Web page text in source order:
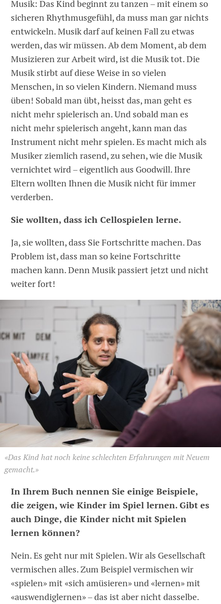
Musik: Das Kind beginnt zu tanzen – mit einem so
sicheren Rhythmusgefühl, da muss man gar nichts
entwickeln. Musik darf auf keinen Fall zu etwas
werden, das wir müssen. Ab dem Moment, ab dem
Musizieren zur Arbeit wird, ist die Musik tot. Die
Musik stirbt auf diese Weise in so vielen
Menschen, in so vielen Kindern. Niemand muss
üben! Sobald man übt, heisst das, man geht es
nicht mehr spielerisch an. Und sobald man es
nicht mehr spielerisch angeht, kann man das
Instrument nicht mehr spielen. Es macht mich als
Musiker ziemlich rasend, zu sehen, wie die Musik
vernichtet wird – eigentlich aus Goodwill. Ihre
Eltern wollten Ihnen die Musik nicht für immer
verderben.
Sie wollten, dass ich Cellospielen lerne.
Ja, sie wollten, dass Sie Fortschritte machen. Das
Problem ist, dass man so keine Fortschritte
machen kann. Denn Musik passiert jetzt und nicht
weiter fort!
«Das Kind hat noch keine schlechten Erfahrungen mit Neuem
gemacht.»
In Ihrem Buch nennen Sie einige Beispiele,
die zeigen, wie Kinder im Spiel lernen. Gibt es
auch Dinge, die Kinder nicht mit Spielen
lernen können?
Nein. Es geht nur mit Spielen. Wir als Gesellschaft
vermischen alles. Zum Beispiel vermischen wir
«spielen» mit «sich amüsieren» und «lernen» mit
«auswendiglernen» – das ist aber nicht dasselbe.